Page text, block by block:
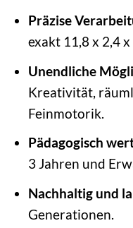
Präzise
exakt 11,8 x 2,4
Unendliche
Kreativität,
Feinmotorik.
Pädagogisch
3 Jahren und
Nachhaltig und
Generationen.